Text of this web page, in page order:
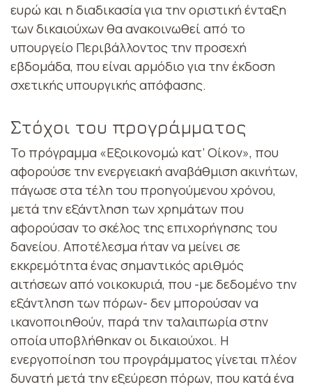
ευρώ και η διαδικασία για την οριστική ένταξη
των δικαιούχων θα ανακοινωθεί από το
υπουργείο Περιβάλλοντος την προσεχή
εβδομάδα, που είναι αρμόδιο για την έκδοση
σχετικής υπουργικής απόφασης.
Στόχοι του προγράμματος
Το πρόγραμμα «Εξοικονομώ κατ’ Οίκον», που
αφορούσε την ενεργειακή αναβάθμιση ακινήτων,
πάγωσε στα τέλη του προηγούμενου χρόνου,
μετά την εξάντληση των χρημάτων που
αφορούσαν το σκέλος της επιχορήγησης του
δανείου. Αποτέλεσμα ήταν να μείνει σε
εκκρεμότητα ένας σημαντικός αριθμός
αιτήσεων από νοικοκυριά, που -με δεδομένο την
εξάντληση των πόρων- δεν μπορούσαν να
ικανοποιηθούν, παρά την ταλαιπωρία στην
οποία υποβλήθηκαν οι δικαιούχοι. Η
ενεργοποίηση του προγράμματος γίνεται πλέον
δυνατή μετά την εξεύρεση πόρων, που κατά ένα